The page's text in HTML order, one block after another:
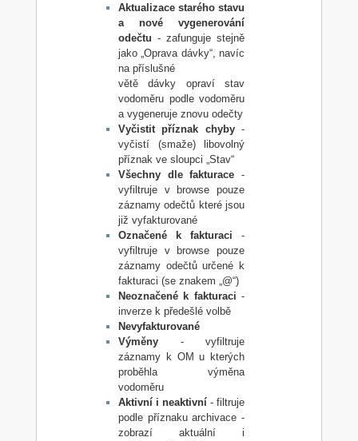
Aktualizace starého stavu
a nové vygenerování
odečtu - zafunguje stejně
jako „Oprava dávky“, navíc
na příslušné
větě dávky opraví stav
vodoměru podle vodoměru
a vygeneruje znovu odečty
Vyčistit příznak chyby-
vyčistí (smaže) libovolný
příznak ve sloupci „Stav“
Všechny dle fakturace -
vyfiltruje v browse pouze
záznamy odečtů které jsou
již vyfakturované
Označené k fakturaci -
vyfiltruje v browse pouze
záznamy odečtů určené k
fakturaci (se znakem „@“)
Neoznačené k fakturaci -
inverze k předešlé volbě
Nevyfakturované
Výměny- vyfiltruje
záznamy k OM u kterých
proběhla výměna
vodoměru
Aktivní i neaktivní - filtruje
podle příznaku archivace -
zobrazí aktuální i